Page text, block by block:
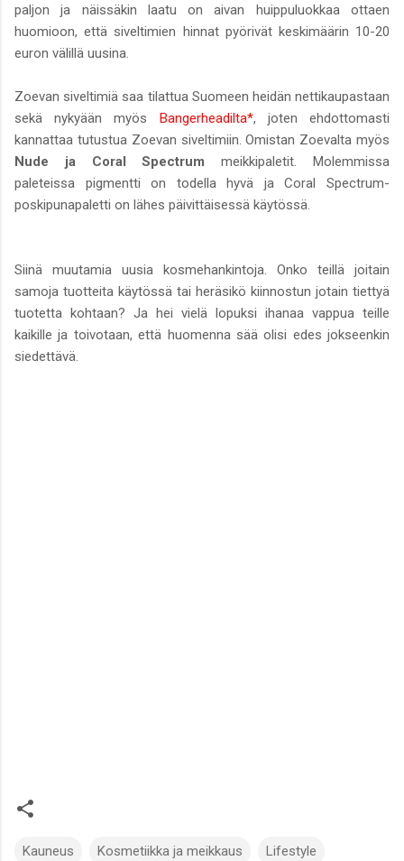
paljon ja näissäkin laatu on aivan huippuluokkaa ottaen
huomioon, että siveltimien hinnat pyörivät keskimäärin 10-20
euron välillä uusina.
Zoevan siveltimiä saa tilattua Suomeen heidän nettikaupastaan
sekä nykyään myös Bangerheadilta*, joten ehdottomasti
kannattaa tutustua Zoevan siveltimiin. Omistan Zoevalta myös
Nude ja Coral Spectrum meikkipaletit. Molemmissa
paleteissa pigmentti on todella hyvä ja Coral Spectrum-
poskipunapaletti on lähes päivittäisessä käytössä.
Siinä muutamia uusia kosmehankintoja. Onko teillä joitain
samoja tuotteita käytössä tai heräsikö kiinnostun jotain tiettyä
tuotetta kohtaan? Ja hei vielä lopuksi ihanaa vappua teille
kaikille ja toivotaan, että huomenna sää olisi edes jokseenkin
siedettävä.
Kauneus Kosmetiikka ja meikkaus Lifestyle